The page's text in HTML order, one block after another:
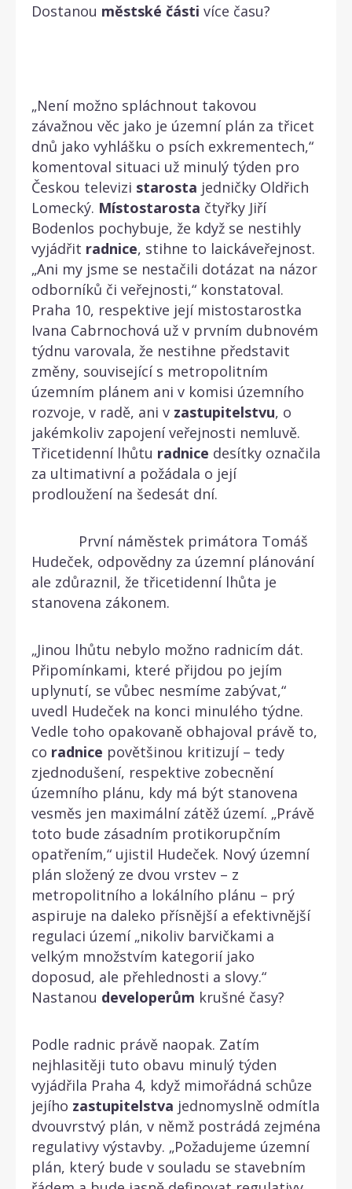
Dostanou městské části více času?
„Není možno spláchnout takovou
závažnou věc jako je územní plán za třicet
dnů jako vyhlášku o psích exkrementech,“
komentoval situaci už minulý týden pro
Českou televizi starosta jedničky Oldřich
Lomecký. Místostarosta čtyřky Jiří
Bodenlos pochybuje, že když se nestihly
vyjádřit radnice, stihne to laickáveřejnost.
„Ani my jsme se nestačili dotázat na názor
odborníků či veřejnosti,“ konstatoval.
Praha 10, respektive její mistostarostka
Ivana Cabrnochová už v prvním dubnovém
týdnu varovala, že nestihne představit
změny, související s metropolitním
územním plánem ani v komisi územního
rozvoje, v radě, ani v zastupitelstvu, o
jakémkoliv zapojení veřejnosti nemluvě.
Třicetidenní lhůtu radnice desítky označila
za ultimativní a požádala o její
prodloužení na šedesát dní.
První náměstek primátora Tomáš
Hudeček, odpovědny za územní plánování
ale zdůraznil, že třicetidenní lhůta je
stanovena zákonem.
„Jinou lhůtu nebylo možno radnicím dát.
Připomínkami, které přijdou po jejím
uplynutí, se vůbec nesmíme zabývat,“
uvedl Hudeček na konci minulého týdne.
Vedle toho opakovaně obhajoval právě to,
co radnice povětšinou kritizují – tedy
zjednodušení, respektive zobecnění
územního plánu, kdy má být stanovena
vesměs jen maximální zátěž území. „Právě
toto bude zásadním protikorupčním
opatřením,“ ujistil Hudeček. Nový územní
plán složený ze dvou vrstev – z
metropolitního a lokálního plánu – prý
aspiruje na daleko přísnější a efektivnější
regulaci území „nikoliv barvičkami a
velkým množstvím kategorií jako
doposud, ale přehlednosti a slovy.“
Nastanou developerům krušné časy?
Podle radnic právě naopak. Zatím
nejhlasitěji tuto obavu minulý týden
vyjádřila Praha 4, když mimořádná schůze
jejího zastupitelstva jednomyslně odmítla
dvouvrstvý plán, v němž postrádá zejména
regulativy výstavby. „Požadujeme územní
plán, který bude v souladu se stavebním